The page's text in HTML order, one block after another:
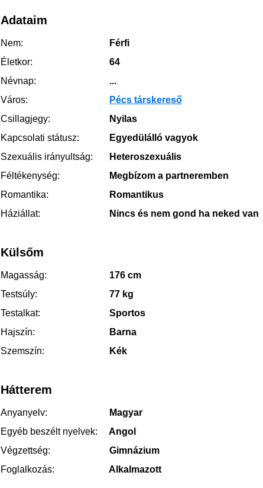
Adataim
Nem:
Férfi
Életkor:
64
Névnap:
...
Város:
Pécs társkereső
Csillagjegy:
Nyilas
Kapcsolati státusz:
Egyedülálló vagyok
Szexuális irányultság:
Heteroszexuális
Féltékenység:
Megbízom a partneremben
Romantika:
Romantikus
Háziállat:
Nincs és nem gond ha neked van
Külsőm
Magasság:
176 cm
Testsúly:
77 kg
Testalkat:
Sportos
Hajszín:
Barna
Szemszín:
Kék
Hátterem
Anyanyelv:
Magyar
Egyéb beszélt nyelvek:
Angol
Végzettség:
Gimnázium
Foglalkozás:
Alkalmazott